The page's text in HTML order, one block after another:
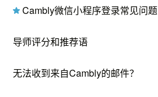
Cambly微信小程序登录常见问题
导师评分和推荐语
无法收到来自Cambly的邮件？